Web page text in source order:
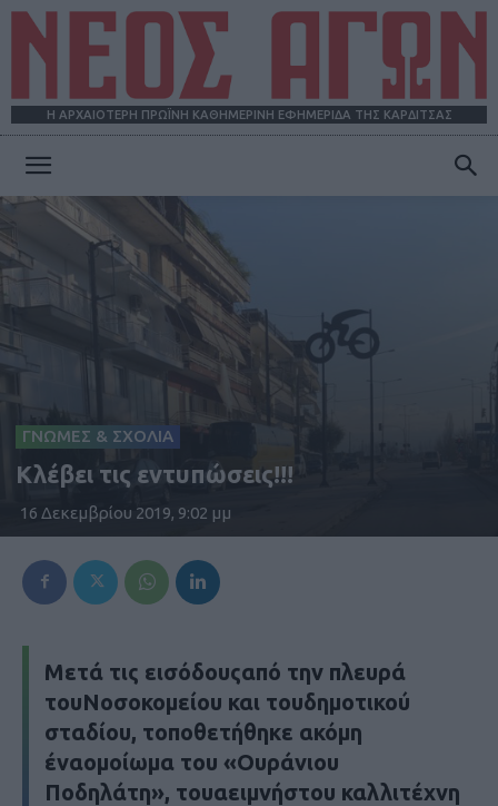
Η ΑΡΧΑΙΟΤΕΡΗ ΠΡΩΪΝΗ ΚΑΘΗΜΕΡΙΝΗ ΕΦΗΜΕΡΙΔΑ ΤΗΣ ΚΑΡΔΙΤΣΑΣ
ΑΓΩΝ
ΓΝΩΜΕΣ & ΣΧΟΛΙΑ
Κλέβει τις εντυπώσεις!!!
16 Δεκεμβρίου 2019, 9:02 μμ
Μετά τις εισόδουςαπό την πλευρά
τουΝοσοκομείου και τουδημοτικού
σταδίου, τοποθετήθηκε ακόμη
έναομοίωμα του «Ουράνιου
Ποδηλάτη», τουαειμνήστου καλλιτέχνη